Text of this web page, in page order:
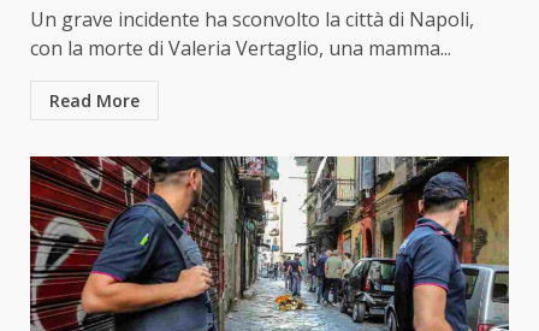
Un grave incidente ha sconvolto la città di Napoli,
con la morte di Valeria Vertaglio, una mamma...
Read More